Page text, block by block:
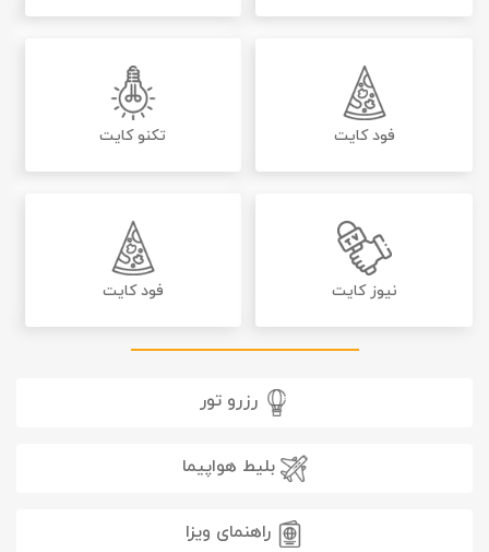
فود کایت تکنو کایت
نیوز کایت فود کایت
رزرو تور
بلیط هواپیما
راهنمای ویزا